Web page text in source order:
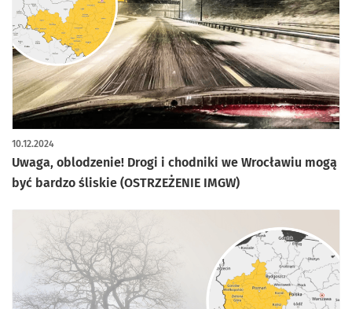
Uwaga, oblodzenie! Drogi i chodniki we Wrocławiu mogą
być bardzo śliskie (OSTRZEŻENIE IMGW)
10.12.2024